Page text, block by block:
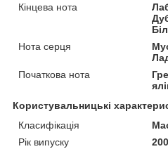
Кінцева нота
Нота серця
Початкова нота
Користувальницькі
Класифікація
Рік випуску